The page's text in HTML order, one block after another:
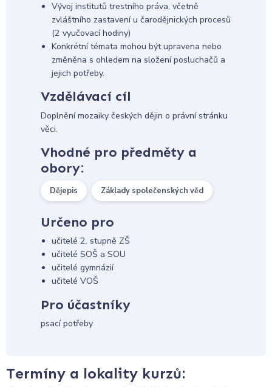
Vývoj institutů trestního práva, včetně
zvláštního zastavení u čarodějnických procesů
(2 vyučovací hodiny)
Konkrétní témata mohou být upravena nebo
změněna s ohledem na složení posluchačů a
jejich potřeby.
Vzdělávací cíl
Doplnění mozaiky českých dějin o právní stránku
věci.
Vhodné pro předměty a
obory:
Dějepis Základy společenských věd
Určeno pro
učitelé 2. stupně ZŠ
učitelé SOŠ a SOU
učitelé gymnázií
učitelé VOŠ
Pro účastníky
psací potřeby
Termíny a lokality kurzů: